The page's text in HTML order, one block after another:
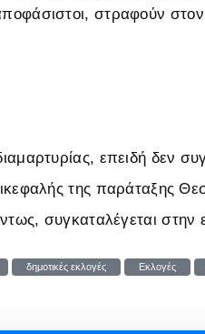
στραφούν
επειδή δεν
της παράταξης
συγκαταλέγεται
δημοτικές εκλογές Εκλογές